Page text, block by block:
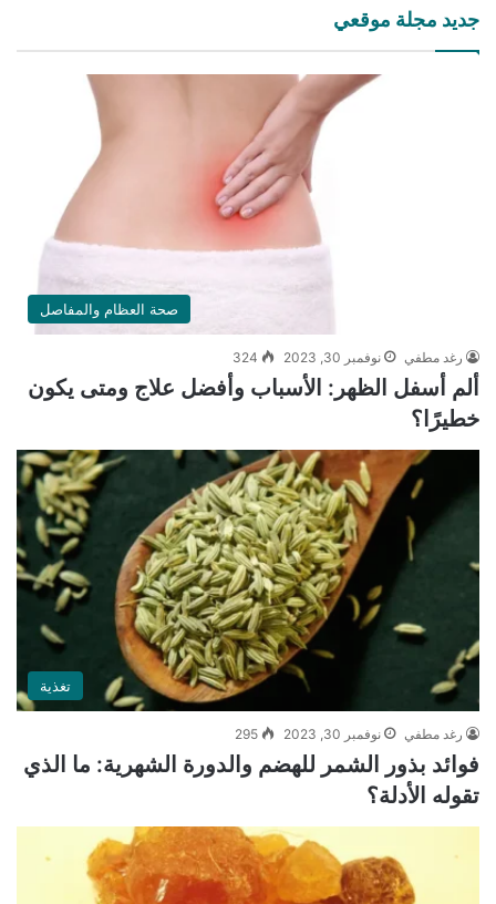
جديد مجلة موقعي
صحة العظام والمفاصل
رغد مطفي نوفمبر 30, 2023 324
ألم أسفل الظهر: الأسباب وأفضل علاج ومتى يكون
خطيرًا؟
تغذية
رغد مطفي نوفمبر 30, 2023 295
فوائد بذور الشمر للهضم والدورة الشهرية: ما الذي
تقوله الأدلة؟